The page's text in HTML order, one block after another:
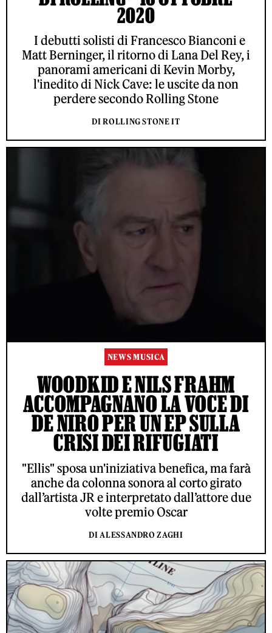
2020
I debutti solisti di Francesco Bianconi e
Matt Berninger, il ritorno di Lana Del Rey, i
panorami americani di Kevin Morby,
l'inedito di Nick Cave: le uscite da non
perdere secondo Rolling Stone
DI ROLLING STONE IT
NEWS MUSICA
WOODKID E NILS FRAHM
ACCOMPAGNANO LA VOCE DI
DE NIRO PER UN EP SULLA
CRISI DEI RIFUGIATI
"Ellis" sposa un'iniziativa benefica, ma farà
anche da colonna sonora al corto girato
dall’artista JR e interpretato dall’attore due
volte premio Oscar
DI ALESSANDRO ZAGHI